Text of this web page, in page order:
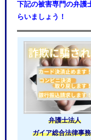
下記の被害専門の弁護
らいましょう！
弁護士法人
ガイア総合法律事